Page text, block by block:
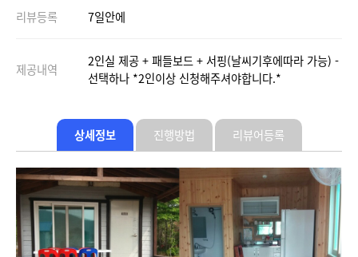
리뷰등록
7일안에
제공내역
2인실 제공 + 패들보드 + 서핑(날씨기후에따라 가능) -
선택하나 *2인이상 신청해주셔야합니다.*
상세정보 진행방법 리뷰어등록